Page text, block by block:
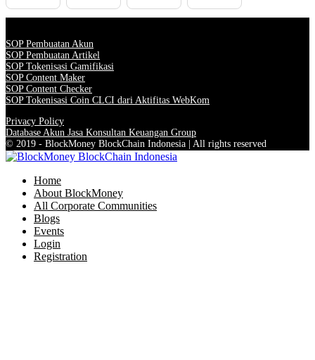
SOP Pembuatan Akun
SOP Pembuatan Artikel
SOP Tokenisasi Gamifikasi
SOP Content Maker
SOP Content Checker
SOP Tokenisasi Coin CLCI dari Aktifitas WebKom
Privacy Policy
Database Akun Jasa Konsultan Keuangan Group
© 2019 - BlockMoney BlockChain Indonesia | All rights reserved
Home
About BlockMoney
All Corporate Communities
Blogs
Events
Login
Registration